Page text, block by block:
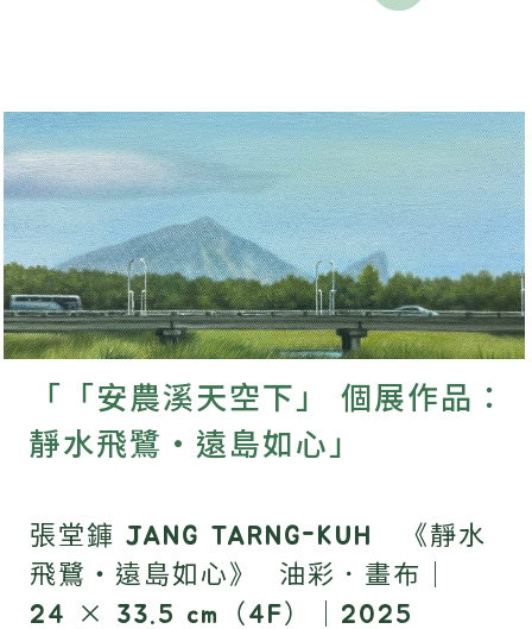
「「安農溪天空下」 個展作品：
靜水飛鷺・遠島如心」
張堂龲 JANG TARNG-KUH 《靜水
飛鷺・遠島如心》 油彩．畫布｜
24 × 33.5 cm（4F）｜2025